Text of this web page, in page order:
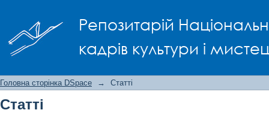
Репозитарій
кадрів культури і
Головна сторінка DSpace → Статті
Статті